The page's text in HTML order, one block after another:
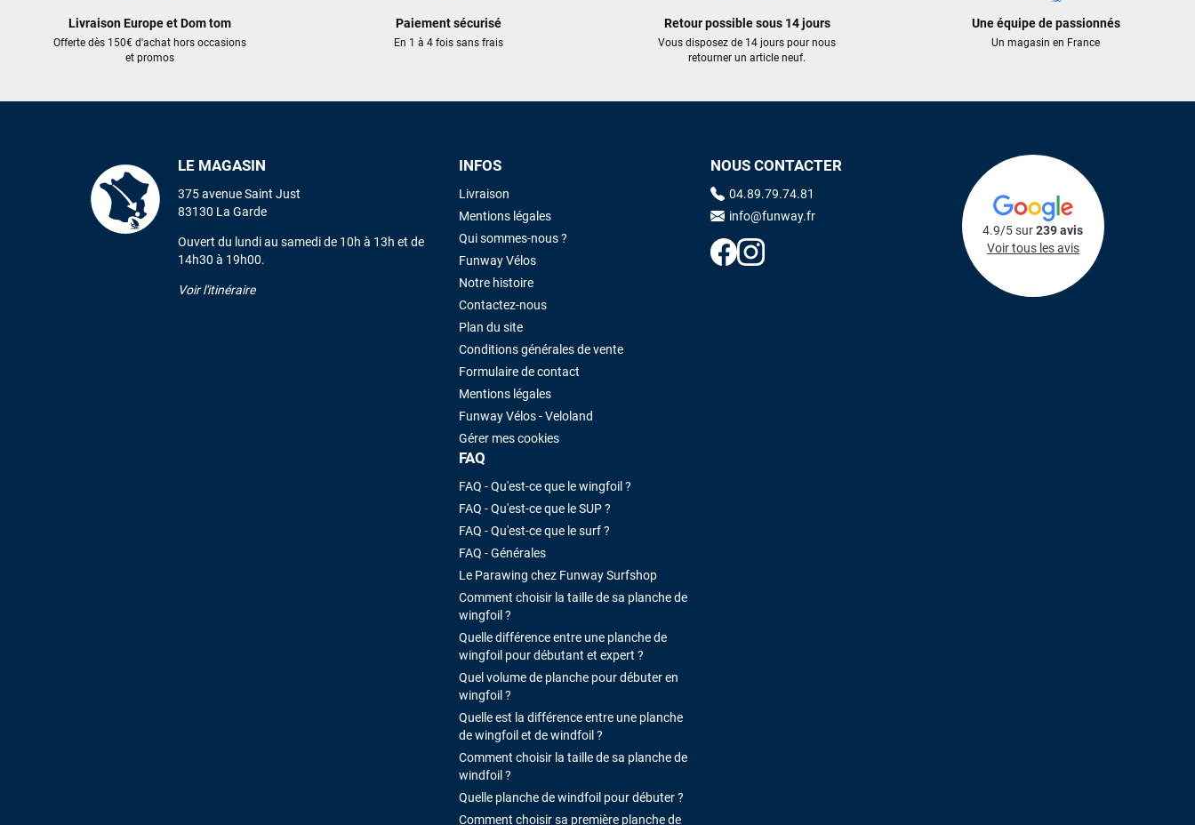
Livraison Europe et Dom tom
Offerte dès 150€ d'achat hors occasions
et promos
Paiement sécurisé
En 1 à 4 fois sans frais
Retour possible sous 14 jours
Vous disposez de 14 jours pour nous
retourner un article neuf.
Une équipe de passionnés
Un magasin en France
LE MAGASIN
375 avenue Saint Just
83130 La Garde
Ouvert du lundi au samedi de 10h à 13h et de
14h30 à 19h00.
Voir l'itinéraire
INFOS
Livraison
Mentions légales
Qui sommes-nous ?
Funway Vélos
Notre histoire
Contactez-nous
Plan du site
Conditions générales de vente
Formulaire de contact
Mentions légales
Funway Vélos - Veloland
Gérer mes cookies
FAQ
FAQ - Qu'est-ce que le wingfoil ?
FAQ - Qu'est-ce que le SUP ?
FAQ - Qu'est-ce que le surf ?
FAQ - Générales
Le Parawing chez Funway Surfshop
Comment choisir la taille de sa planche de
wingfoil ?
Quelle différence entre une planche de
wingfoil pour débutant et expert ?
Quel volume de planche pour débuter en
wingfoil ?
Quelle est la différence entre une planche
de wingfoil et de windfoil ?
Comment choisir la taille de sa planche de
windfoil ?
Quelle planche de windfoil pour débuter ?
Comment choisir sa première planche de
NOUS CONTACTER
04.89.79.74.81
info@funway.fr
4.9/5 sur239 avis
Voir tous les avis
Cela faisait 6 mois que je galérais à remplacer ma board eux m'ont
trouvé une pépite à laquelle je n'aurais jamais pensé ! Excellent conseil
excellent prix et en plus super sympas. Merci encore pour cette severne
été rapide. La voile est arrivée en super état. Mauruuru roa.
VOIR TOUS LES AVIS LAISSER UN AVIS